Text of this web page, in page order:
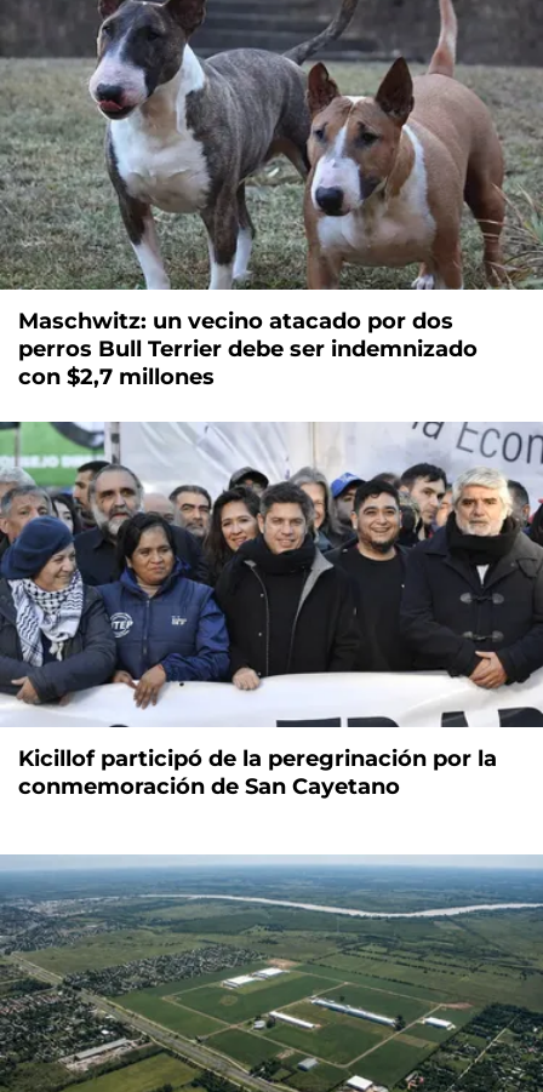
Maschwitz: un vecino atacado por dos
perros Bull Terrier debe ser indemnizado
con $2,7 millones
Kicillof participó de la peregrinación por la
conmemoración de San Cayetano